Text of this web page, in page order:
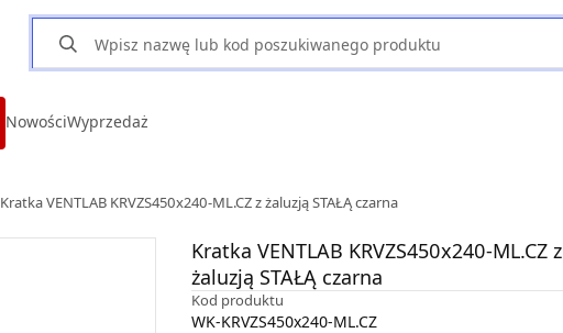
NowościWyprzedaż
Kratka VENTLAB KRVZS450x240-ML.CZ z żaluzją STAŁĄ czarna
Kratka VENTLAB KRVZS450x240-ML.CZ z
żaluzją STAŁĄ czarna
Kod produktu
WK-KRVZS450x240-ML.CZ